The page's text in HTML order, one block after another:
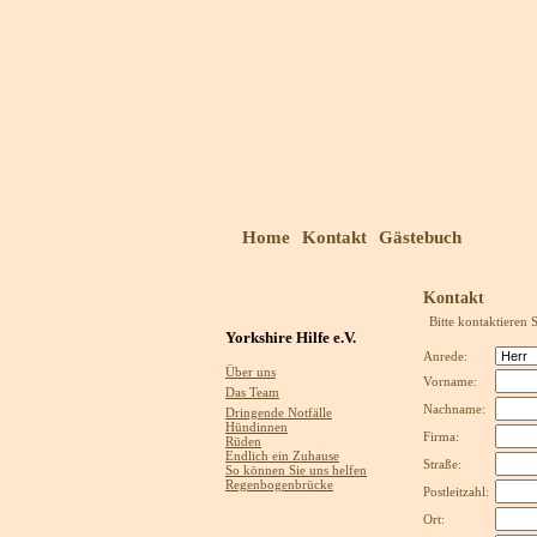
Home Kontakt Gästebuch
Yorkshire Hilfe e.V.
Über uns
Das Team
Dringende Notfälle
Hündinnen
Rüden
Endlich ein Zuhause
So können Sie uns helfen
Regenbogenbrücke
Kontakt
Bitte kontaktieren
Anrede:
Vorname:
Nachname:
Firma:
Straße:
Postleitzahl:
Ort: